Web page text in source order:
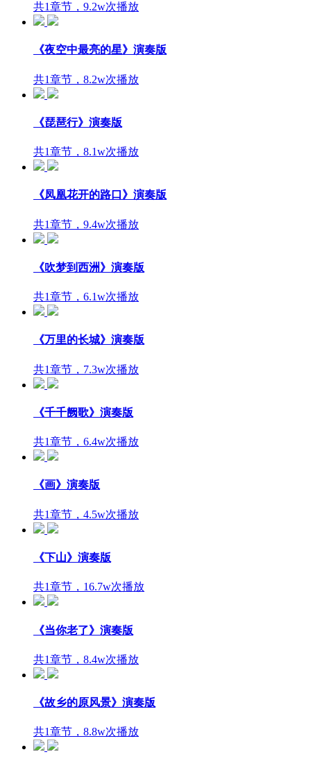
共1章节，9.2w次播放
《夜空中最亮的星》演奏版
共1章节，8.2w次播放
《琵琶行》演奏版
共1章节，8.1w次播放
《凤凰花开的路口》演奏版
共1章节，9.4w次播放
《吹梦到西洲》演奏版
共1章节，6.1w次播放
《万里的长城》演奏版
共1章节，7.3w次播放
《千千阙歌》演奏版
共1章节，6.4w次播放
《画》演奏版
共1章节，4.5w次播放
《下山》演奏版
共1章节，16.7w次播放
《当你老了》演奏版
共1章节，8.4w次播放
《故乡的原风景》演奏版
共1章节，8.8w次播放